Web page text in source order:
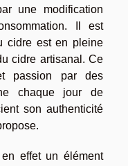
une modification
Il est
cidre est en pleine
cidre artisanal. Ce
passion par des
chaque jour de
son authenticité
effet un élément